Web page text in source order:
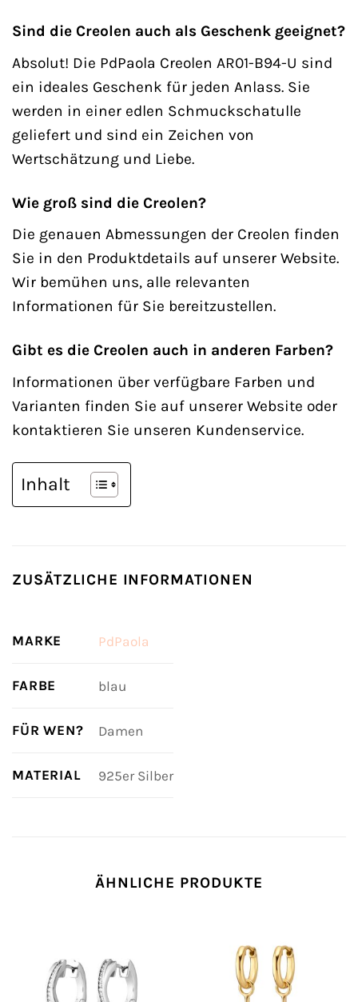
Sind die Creolen auch als Geschenk geeignet?
Absolut! Die PdPaola Creolen AR01-B94-U sind
ein ideales Geschenk für jeden Anlass. Sie
werden in einer edlen Schmuckschatulle
geliefert und sind ein Zeichen von
Wertschätzung und Liebe.
Wie groß sind die Creolen?
Die genauen Abmessungen der Creolen finden
Sie in den Produktdetails auf unserer Website.
Wir bemühen uns, alle relevanten
Informationen für Sie bereitzustellen.
Gibt es die Creolen auch in anderen Farben?
Informationen über verfügbare Farben und
Varianten finden Sie auf unserer Website oder
kontaktieren Sie unseren Kundenservice.
Inhalt
ZUSÄTZLICHE INFORMATIONEN
MARKE PdPaola
FARBE blau
FÜR WEN? Damen
MATERIAL 925er Silber
ÄHNLICHE PRODUKTE